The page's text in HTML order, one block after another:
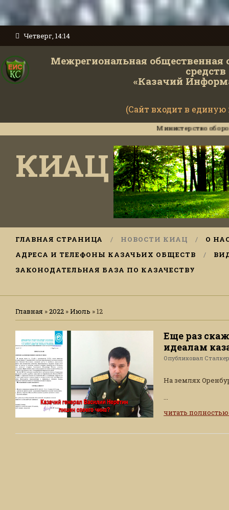
Четверг, 14:14
Межрегиональная общественная
«Казачий
(Сайт входит в
Министерство обороны РФ
КИАЦ
ГЛАВНАЯ СТРАНИЦА НОВОСТИ КИАЦ
О
АДРЕСА И ТЕЛЕФОНЫ КАЗАЧЬИХ ОБЩЕСТВ
ЗАКОНОДАТЕЛЬНАЯ БАЗА ПО КАЗАЧЕСТВУ
Главная »2022 »Июль »12
Еще раз
идеалам
Опубликовал Сталкер
На землях
читать